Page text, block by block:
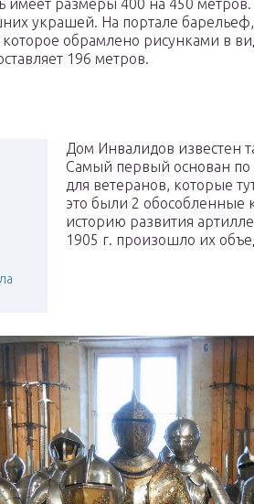
имеет размеры 400 на 450 метров.
украшей. На портале
которое обрамлено рисунками в
196 метров.
Дом Инвалидов известен
Самый первый основан
для ветеранов, которые
это были 2
историю развития
1905 г. произошло их